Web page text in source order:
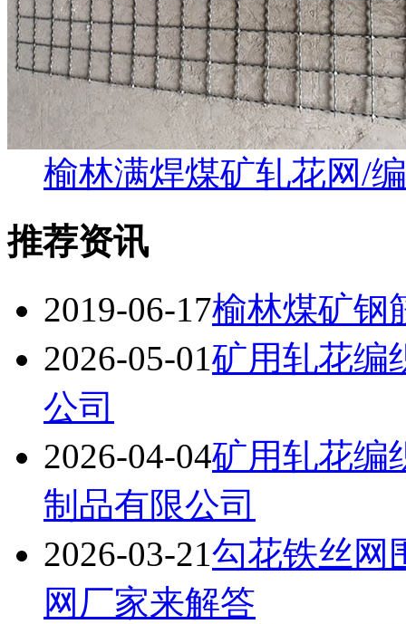
榆林满焊煤矿轧花网/
推荐资讯
2019-06-17榆林煤矿钢
2026-05-01矿用轧花编
公司
2026-04-04矿用轧花
制品有限公司
2026-03-21勾花铁丝网
网厂家来解答